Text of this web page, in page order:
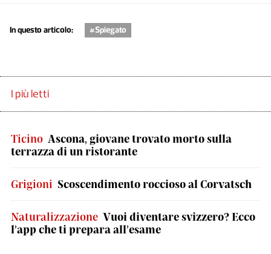
In questo articolo: #Spiegato
I più letti
Ticino Ascona, giovane trovato morto sulla
terrazza di un ristorante
Grigioni Scoscendimento roccioso al Corvatsch
Naturalizzazione Vuoi diventare svizzero? Ecco
l’app che ti prepara all’esame